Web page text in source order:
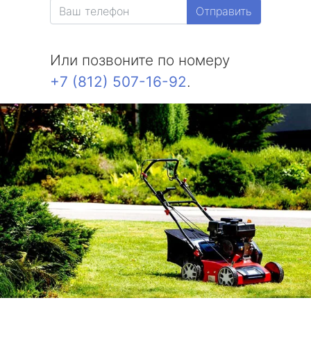
Отправить
Или позвоните по номеру
+7 (812) 507-16-92.